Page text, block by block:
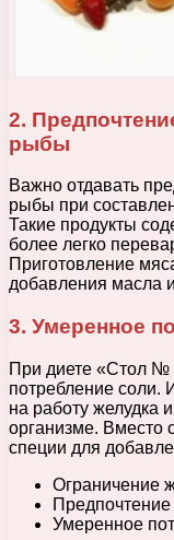
2.
рыбы
Важно отдавать
рыбы при
Такие продукты
более легко
Приготовление
добавления масла
3. Умеренное
При диете «Стол №
потребление соли.
на работу желудка
организме. Вместо
специи для
Ограничение
Умеренное